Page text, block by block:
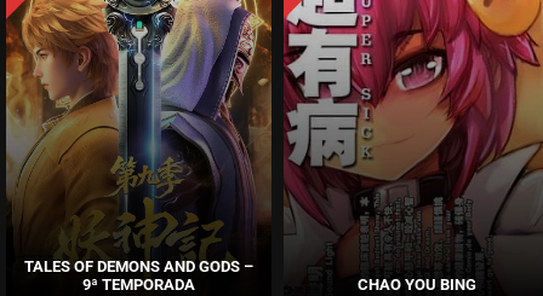
ASSISTIDO
fevereiro 16, 2021
ASSISTIDO
EPISÓDIO 32
fevereiro 16, 2021
EPISÓDIO 31
fevereiro 16, 2021
TALES OF DEMONS AND GODS –
9ª TEMPORADA
CHAO YOU BING